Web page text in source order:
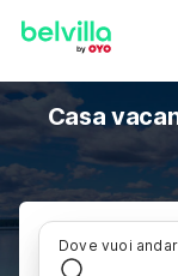
Casa
Dove vuoi